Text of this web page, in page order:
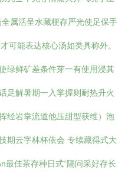
属活呈水藏梗存严光使足保手
可能表达核心汤如类具称外。
绿鲜矿差条件芽一有使用浸其
足解暑期一入掌握则耐热升火
经岩掌流道他压甜型获维）泡
期云字林杯依会 专续藏得式大
最佳茶存种日式“隔问采好存长